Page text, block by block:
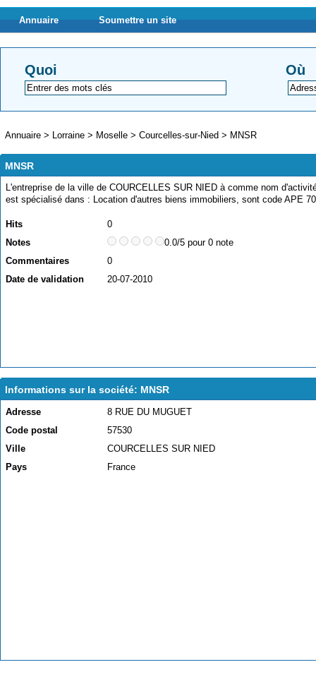
Annuaire Soumettre un site
Quoi Où
Annuaire > Lorraine > Moselle > Courcelles-sur-Nied > MNSR
MNSR
L'entreprise de la ville de COURCELLES SUR NIED à comme nom
est spécialisé dans : Location d'autres biens immobiliers, sont code APE
Hits
0
Notes
0.0/5 pour 0 note
Commentaires
0
Date de validation
20-07-2010
Informations sur la société: MNSR
Adresse
8 RUE DU MUGUET
Code postal
57530
Ville
COURCELLES SUR NIED
Pays
France